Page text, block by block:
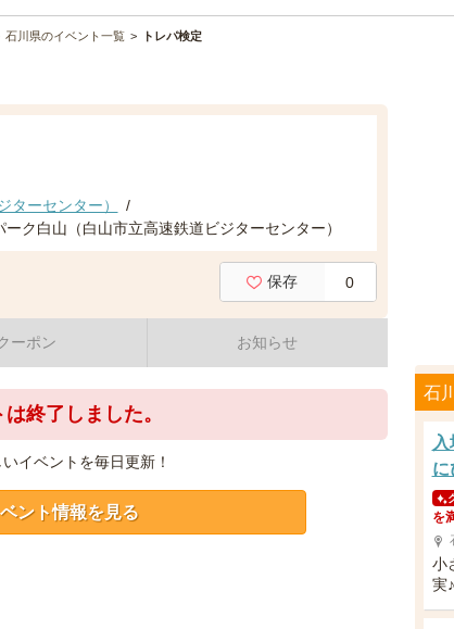
石川県のイベント一覧 トレパ検定
ターセンター）
/
ク白山（白山市立高速鉄道ビジターセンター）
保存 0
ーポン お知らせ
終了しました。
イベントを毎日更新！
ント情報を見る
石
に
を
小
実